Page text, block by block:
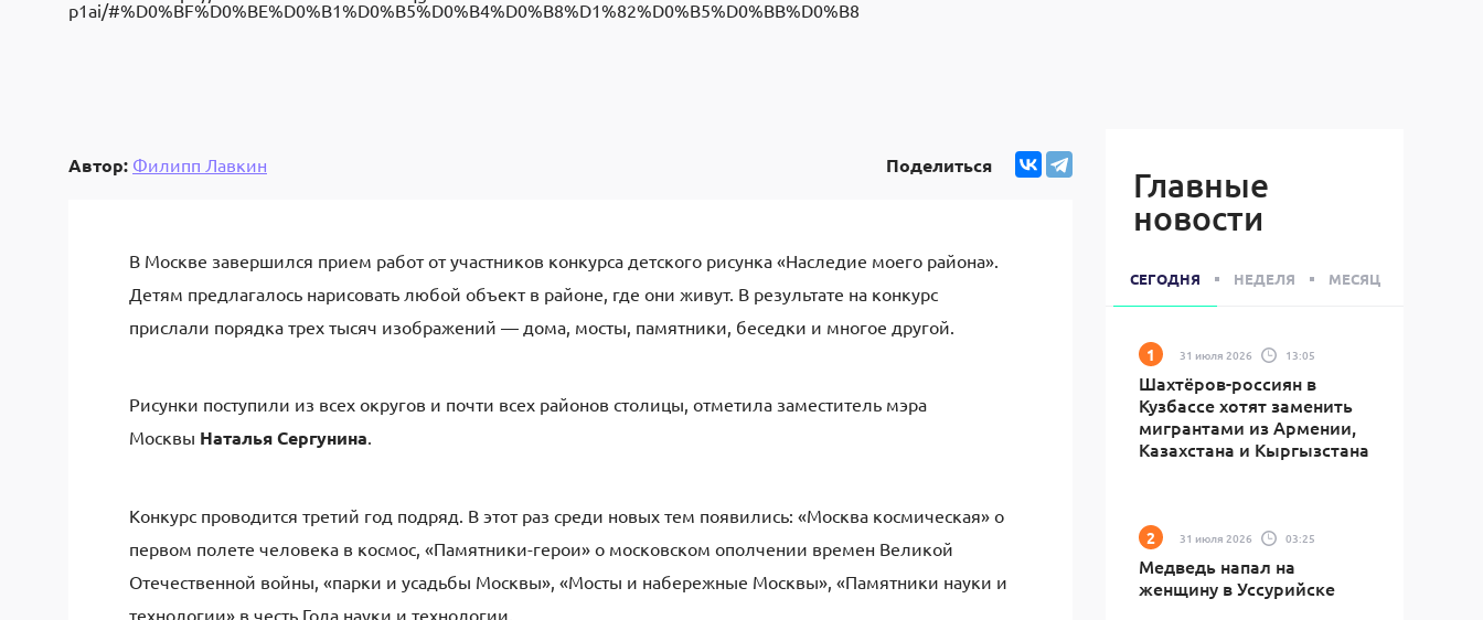
p1ai/#%D0%BF%D0%BE%D0%B1%D0%B5%D0%B4%D0%B8%D1%82%D0%B5%D0%BB%D0%B8
Автор: Филипп Лавкин Поделиться
В Москве завершился прием работ от участников конкурса детского рисунка «Наследие моего района».
Детям предлагалось нарисовать любой объект в районе, где они живут. В результате на конкурс
прислали порядка трех тысяч изображений — дома, мосты, памятники, беседки и многое другой.
Рисунки поступили из всех округов и почти всех районов столицы, отметила заместитель мэра
Москвы Наталья Сергунина.
Конкурс проводится третий год подряд. В этот раз среди новых тем появились: «Москва космическая» о
первом полете человека в космос, «Памятники-герои» о московском ополчении времен Великой
Отечественной войны, «парки и усадьбы Москвы», «Мосты и набережные Москвы», «Памятники науки и
технологии» в честь Года науки и технологии.
Главные
новости
СЕГОДНЯ НЕДЕЛЯ МЕСЯЦ
31 июля 2026 13:05
Шахтёров-россиян в
Кузбассе хотят заменить
мигрантами из Армении,
Казахстана и Кыргызстана
31 июля 2026 03:25
Медведь напал на
женщину в Уссурийске